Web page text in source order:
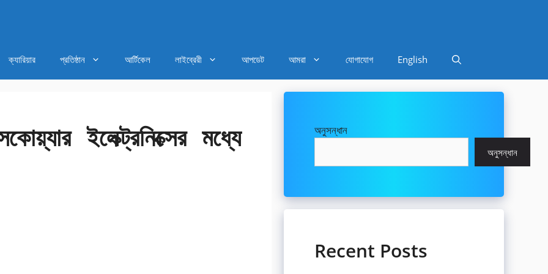
ক্যারিয়ার প্রতিষ্ঠান আর্টিকেল লাইব্রেরী আপডেট আমরা যোগাযোগ English
ইলেক্ট্রনিক্সের মধ্যে
অনুসন্ধান
অনুসন্ধান
Recent Posts